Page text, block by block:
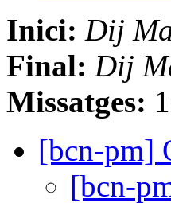
Inici: Dij
Final: Dij
Missatges:
[bcn-pm]
[bcn-